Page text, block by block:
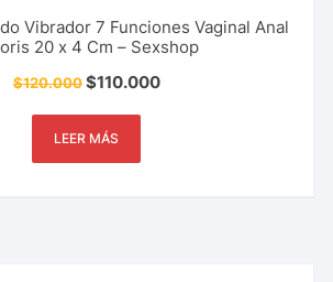
Vibrador 7 Funciones Vaginal Anal
20 x 4 Cm – Sexshop
$120.000$110.000
LEER MÁS